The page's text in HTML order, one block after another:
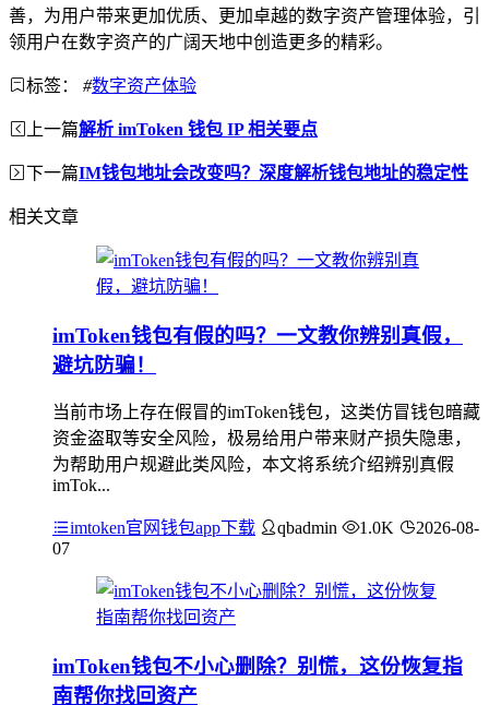
善，为用户带来更加优质、更加卓越的数字资产管理体验，引
领用户在数字资产的广阔天地中创造更多的精彩。
标签： #数字资产体验
上一篇解析 imToken 钱包 IP 相关要点
下一篇IM钱包地址会改变吗？深度解析钱包地址的稳定性
相关文章
imToken钱包有假的吗？一文教你辨别真假，
避坑防骗！
当前市场上存在假冒的imToken钱包，这类仿冒钱包暗藏
资金盗取等安全风险，极易给用户带来财产损失隐患，
为帮助用户规避此类风险，本文将系统介绍辨别真假
imTok...
imtoken官网钱包app下载 qbadmin 1.0K
2026-08-
07
imToken钱包不小心删除？别慌，这份恢复指
南帮你找回资产